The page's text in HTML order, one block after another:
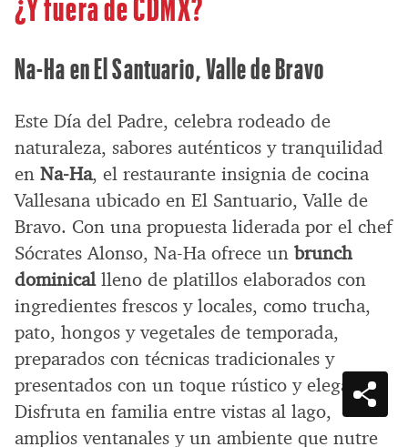
Na-Ha en El Santuario, Valle de Bravo
Este Día del Padre, celebra rodeado de
naturaleza, sabores auténticos y tranquilidad
en Na-Ha, el restaurante insignia de cocina
Vallesana ubicado en El Santuario, Valle de
Bravo. Con una propuesta liderada por el chef
Sócrates Alonso, Na-Ha ofrece un brunch
dominicallleno de platillos elaborados con
ingredientes frescos y locales, como trucha,
pato, hongos y vegetales de temporada,
preparados con técnicas tradicionales y
presentados con un toque rústico y elegante.
Disfruta en familia entre vistas al lago,
amplios ventanales y un ambiente que nutre